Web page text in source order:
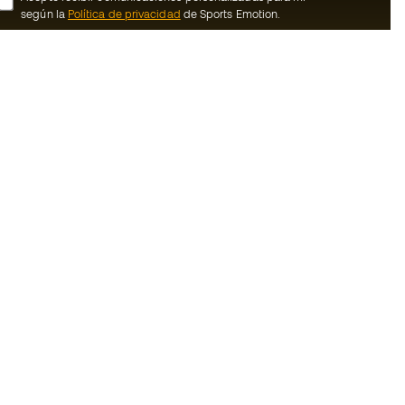
según la Política de privacidad de Sports Emotion.